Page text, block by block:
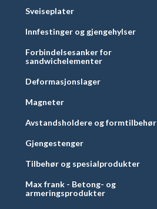
Sveiseplater
Innfestinger og gjengehylser
Forbindelsesanker for
sandwichelementer
Deformasjonslager
Magneter
Avstandsholdere og formtilbehør
Gjengestenger
Tilbehør og spesialprodukter
Max frank - Betong- og
armeringsprodukter